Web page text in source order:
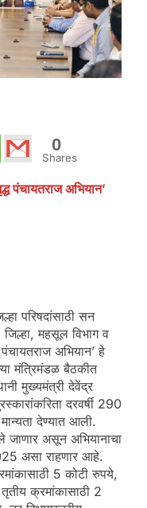
0
Shares
पंचायतराज अभियान’
परिषदांसाठी सन
महसूल विभाग व
अभियान’ हे
मंत्रिमंडळ बैठकीत
मुख्यमंत्री देवेंद्र
दरवर्षी 290
देण्यात आली.
जाणार असून अभियानाचा
असा राहणार आहे.
5 कोटी रुपये,
क्रमांकासाठी 2